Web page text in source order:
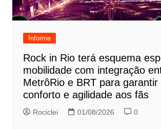
Informe
Rock in Rio terá esquema
mobilidade com integração
MetrôRio e BRT para garantir
conforto e agilidade aos fãs
Rociclei 01/08/2026 0